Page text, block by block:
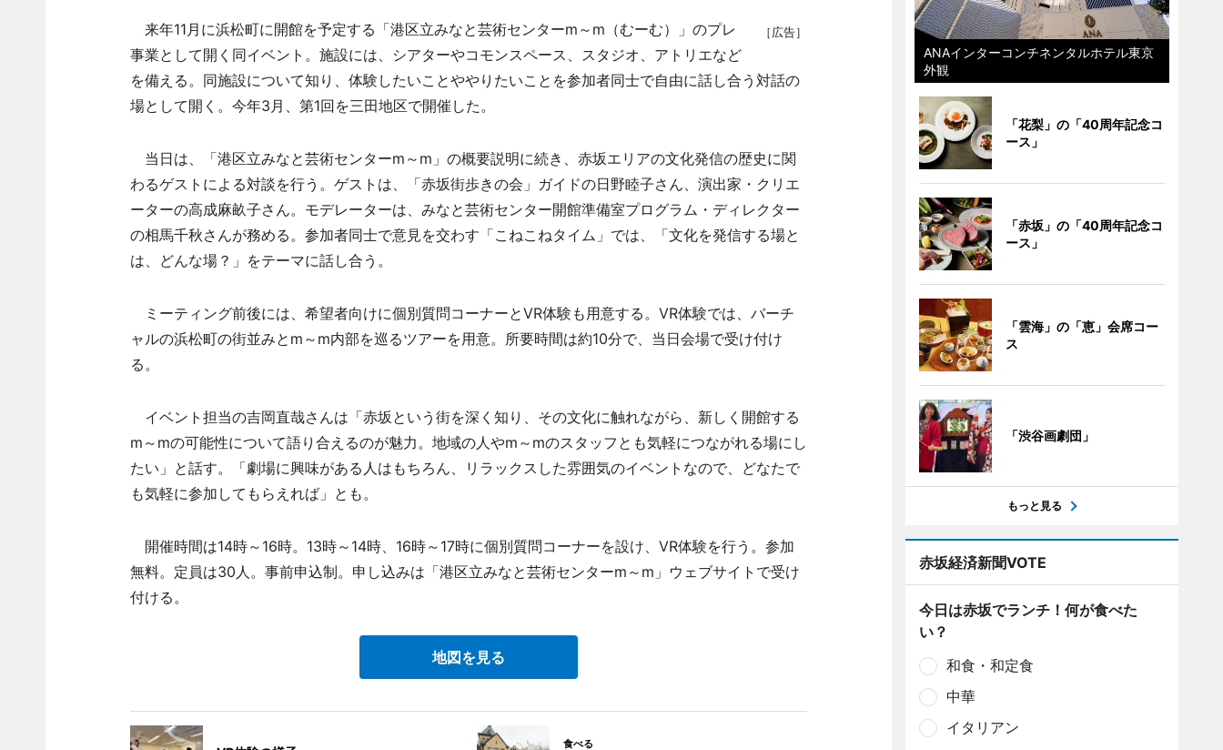
［広告］
来年11月に浜松町に開館を予定する「港区立みなと芸術センターm～m（むーむ）」のプレ
事業として開く同イベント。施設には、シアターやコモンスペース、スタジオ、アトリエなど
を備える。同施設について知り、体験したいことややりたいことを参加者同士で自由に話し合う対話の
場として開く。今年3月、第1回を三田地区で開催した。
当日は、「港区立みなと芸術センターm～m」の概要説明に続き、赤坂エリアの文化発信の歴史に関
わるゲストによる対談を行う。ゲストは、「赤坂街歩きの会」ガイドの日野睦子さん、演出家・クリエ
ーターの高成麻畝子さん。モデレーターは、みなと芸術センター開館準備室プログラム・ディレクター
の相馬千秋さんが務める。参加者同士で意見を交わす「こねこねタイム」では、「文化を発信する場と
は、どんな場？」をテーマに話し合う。
ミーティング前後には、希望者向けに個別質問コーナーとVR体験も用意する。VR体験では、バーチ
ャルの浜松町の街並みとm～m内部を巡るツアーを用意。所要時間は約10分で、当日会場で受け付け
る。
イベント担当の吉岡直哉さんは「赤坂という街を深く知り、その文化に触れながら、新しく開館する
m～mの可能性について語り合えるのが魅力。地域の人やm～mのスタッフとも気軽につながれる場にし
たい」と話す。「劇場に興味がある人はもちろん、リラックスした雰囲気のイベントなので、どなたで
も気軽に参加してもらえれば」とも。
開催時間は14時～16時。13時～14時、16時～17時に個別質問コーナーを設け、VR体験を行う。参加
無料。定員は30人。事前申込制。申し込みは「港区立みなと芸術センターm～m」ウェブサイトで受け
付ける。
地図を見る
食べる
ANAインターコンチネンタルホテル東京
外観
「花梨」の「40周年記念コ
ース」
「赤坂」の「40周年記念コ
ース」
「雲海」の「恵」会席コー
ス
「渋谷画劇団」
もっと見る
赤坂経済新聞VOTE
今日は赤坂でランチ！何が食べた
い？
和食・和定食
中華
イタリアン